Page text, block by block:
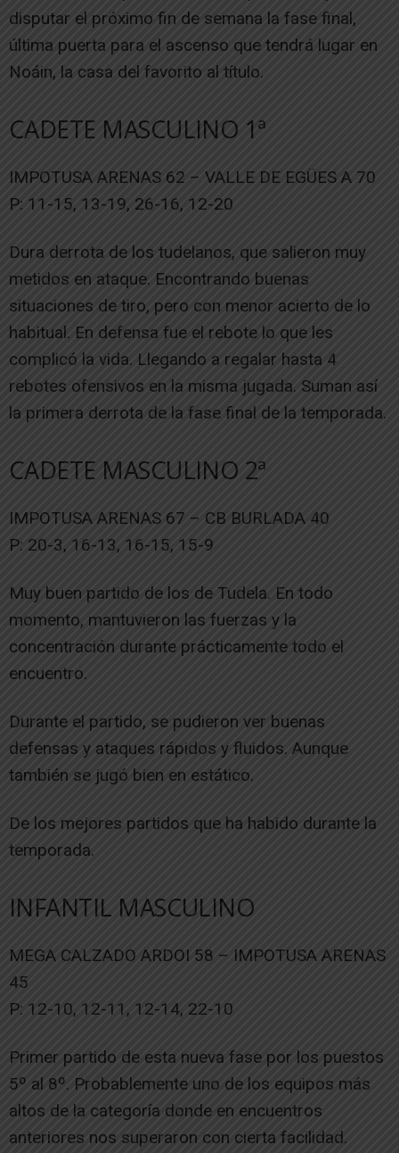
disputar el próximo fin de semana la fase final,
última puerta para el ascenso que tendrá lugar en
Noáin, la casa del favorito al título.
CADETE MASCULINO 1ª
IMPOTUSA ARENAS 62 – VALLE DE EGÜES A 70
P: 11-15, 13-19, 26-16, 12-20
Dura derrota de los tudelanos, que salieron muy
metidos en ataque. Encontrando buenas
situaciones de tiro, pero con menor acierto de lo
habitual. En defensa fue el rebote lo que les
complicó la vida. Llegando a regalar hasta 4
rebotes ofensivos en la misma jugada. Suman así
la primera derrota de la fase final de la temporada.
CADETE MASCULINO 2ª
IMPOTUSA ARENAS 67 – CB BURLADA 40
P: 20-3, 16-13, 16-15, 15-9
Muy buen partido de los de Tudela. En todo
momento, mantuvieron las fuerzas y la
concentración durante prácticamente todo el
encuentro.
Durante el partido, se pudieron ver buenas
defensas y ataques rápidos y fluidos. Aunque
también se jugó bien en estático.
De los mejores partidos que ha habido durante la
temporada.
INFANTIL MASCULINO
MEGA CALZADO ARDOI 58 – IMPOTUSA ARENAS
45
P: 12-10, 12-11, 12-14, 22-10
Primer partido de esta nueva fase por los puestos
5º al 8º. Probablemente uno de los equipos más
altos de la categoría donde en encuentros
anteriores nos superaron con cierta facilidad.